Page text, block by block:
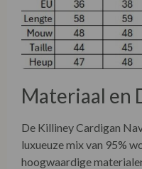
Materiaal en
De Killiney Cardigan
luxueuze mix van 95%
hoogwaardige